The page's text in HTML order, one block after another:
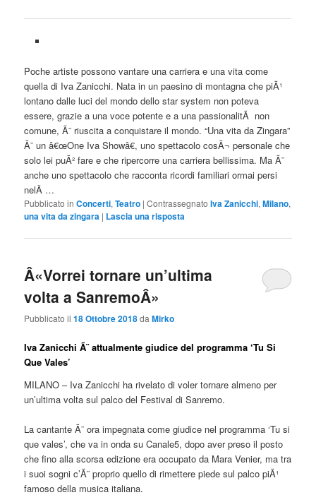
Poche artiste possono vantare una carriera e una vita come
quella di Iva Zanicchi. Nata in un paesino di montagna che piÃ¹
lontano dalle luci del mondo dello star system non poteva
essere, grazie a una voce potente e a una passionalitÃ non
comune, Ã¨ riuscita a conquistare il mondo. “Una vita da Zingara”
Ã¨ un â€œOne Iva Showâ€, uno spettacolo cosÃ¬ personale che
solo lei puÃ² fare e che ripercorre una carriera bellissima. Ma Ã¨
anche uno spettacolo che racconta ricordi familiari ormai persi
nelÂ …
Pubblicato in Concerti,Teatro |Contrassegnato Iva Zanicchi,Milano,
una vita da zingara | Lascia una risposta
Â«Vorrei tornare un’ultima
volta a SanremoÂ»
Pubblicato il18 Ottobre 2018daMirko
Iva Zanicchi Ã¨ attualmente giudice del programma ‘Tu Si
Que Vales’
MILANO – Iva Zanicchi ha rivelato di voler tornare almeno per
un’ultima volta sul palco del Festival di Sanremo.
La cantante Ã¨ ora impegnata come giudice nel programma ‘Tu si
que vales’, che va in onda su Canale5, dopo aver preso il posto
che fino alla scorsa edizione era occupato da Mara Venier, ma tra
i suoi sogni c’Ã¨ proprio quello di rimettere piede sul palco piÃ¹
famoso della musica italiana.